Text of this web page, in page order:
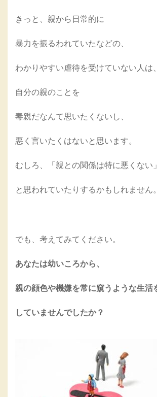
きっと、親から日常的に
暴力を振るわれていたなどの、
わかりやすい虐待を受けていない人は、
自分の親のことを
毒親だなんて思いたくないし、
悪く言いたくはないと思います。
むしろ、「親との関係は特に悪くない 」
と思われていたりするかもしれません。
でも、考えてみてください。
あなたは幼いころから、
親の顔色や機嫌を常に窺うような生活
していませんでしたか？